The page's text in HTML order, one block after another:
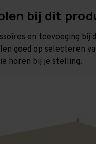
bij dit
en toevoeging bij
goed op selecteren
horen bij je stelling.